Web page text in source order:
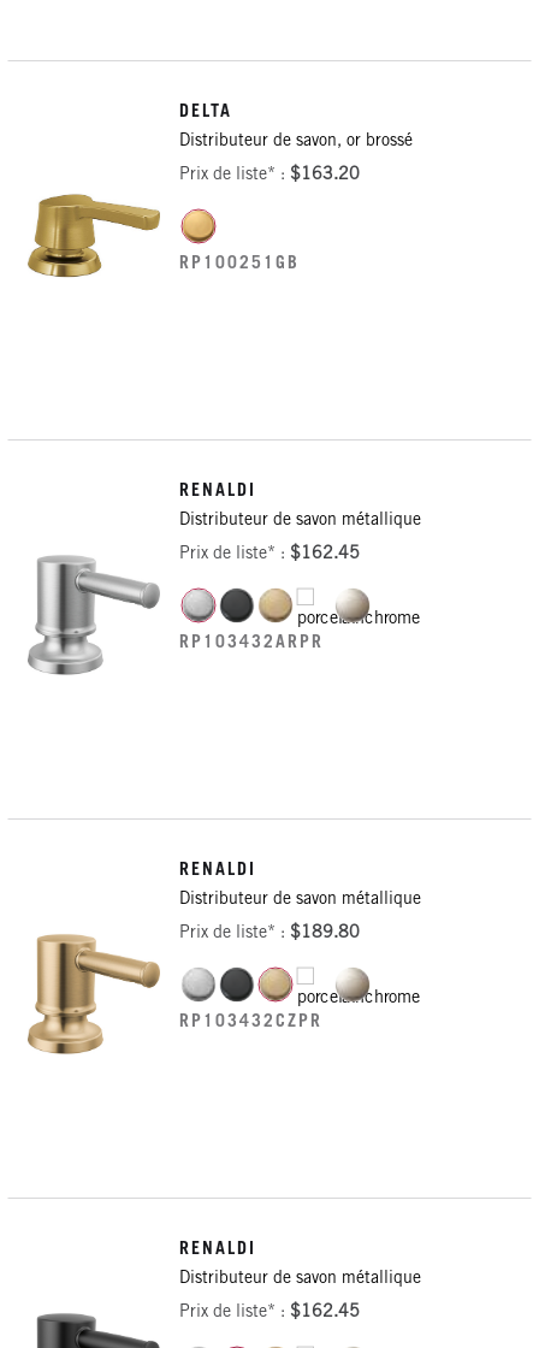
DELTA
Distributeur de savon, or brossé
Prix de liste* : $163.20
RP100251GB
RENALDI
Distributeur de savon métallique
Prix de liste* : $162.45
RP103432ARPR
RENALDI
Distributeur de savon métallique
Prix de liste* : $189.80
RP103432CZPR
RENALDI
Distributeur de savon métallique
Prix de liste* : $162.45